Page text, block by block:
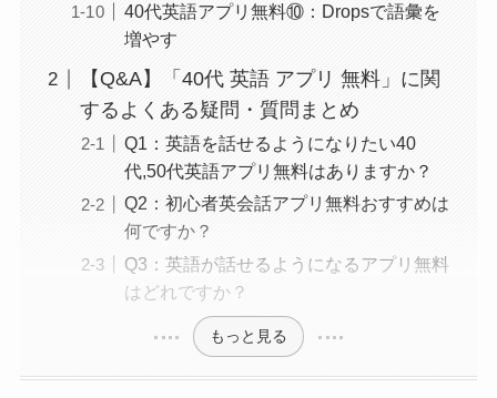
40代英語アプリ無料⑩：Dropsで語彙を
増やす
【Q&A】「40代 英語 アプリ 無料」に関
するよくある疑問・質問まとめ
Q1：英語を話せるようになりたい40
代,50代英語アプリ無料はありますか？
Q2：初心者英会話アプリ無料おすすめは
何ですか？
Q3：英語が話せるようになるアプリ無料
はどれですか？
もっと見る